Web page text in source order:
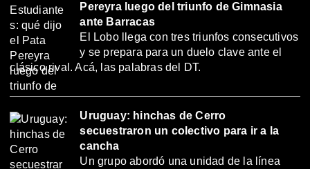
Pereyra luego del triunfo de Gimnasia
ante Barracas
El Lobo llega con tres triunfos consecutivos
y se prepara para un duelo clave ante el
clásico rival. Acá, las palabras del DT.
Uruguay: hinchas de Cerro
secuestraron un colectivo para ir a la
cancha
Un grupo abordó una unidad de la línea